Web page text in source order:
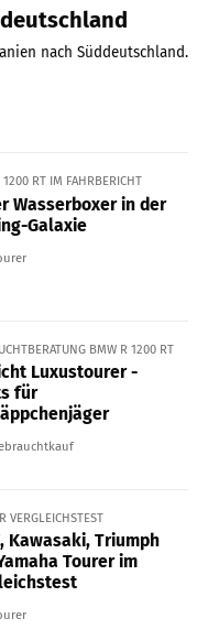
nach Süddeutschland.
1200 RT IM FAHRBERICHT
Wasserboxer in der
Galaxie
BMW R 1200 RT
Luxustourer -
für
VERGLEICHSTEST
Kawasaki, Triumph
Tourer im